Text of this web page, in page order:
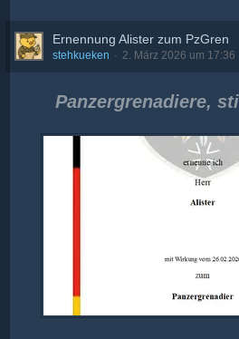
Ernennung Alister zum PzGren
stehkueken 2. März 2026 um 17:36
Panzergrenadiere,